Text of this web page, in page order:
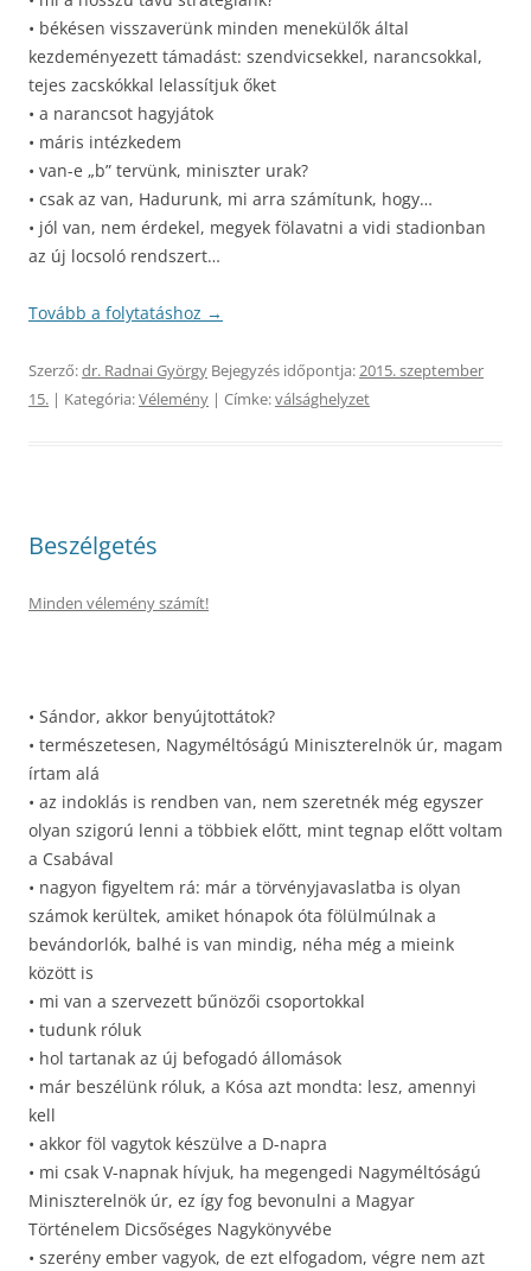
• békésen visszaverünk minden menekülők által
kezdeményezett támadást: szendvicsekkel, narancsokkal,
tejes zacskókkal lelassítjuk őket
• a narancsot hagyjátok
• máris intézkedem
• van-e „b” tervünk, miniszter urak?
• csak az van, Hadurunk, mi arra számítunk, hogy…
• jól van, nem érdekel, megyek fölavatni a vidi stadionban
az új locsoló rendszert…
Tovább a folytatáshoz →
Szerző:dr. Radnai György Bejegyzés időpontja:2015. szeptember
15. | Kategória:Vélemény | Címke:válsághelyzet
Beszélgetés
Minden vélemény számít!
• Sándor, akkor benyújtottátok?
• természetesen, Nagyméltóságú Miniszterelnök úr, magam
írtam alá
• az indoklás is rendben van, nem szeretnék még egyszer
olyan szigorú lenni a többiek előtt, mint tegnap előtt voltam
a Csabával
• nagyon figyeltem rá: már a törvényjavaslatba is olyan
számok kerültek, amiket hónapok óta fölülmúlnak a
bevándorlók, balhé is van mindig, néha még a mieink
között is
• mi van a szervezett bűnözői csoportokkal
• tudunk róluk
• hol tartanak az új befogadó állomások
• már beszélünk róluk, a Kósa azt mondta: lesz, amennyi
kell
• akkor föl vagytok készülve a D-napra
• mi csak V-napnak hívjuk, ha megengedi Nagyméltóságú
Miniszterelnök úr, ez így fog bevonulni a Magyar
Történelem Dicsőséges Nagykönyvébe
• szerény ember vagyok, de ezt elfogadom, végre nem azt